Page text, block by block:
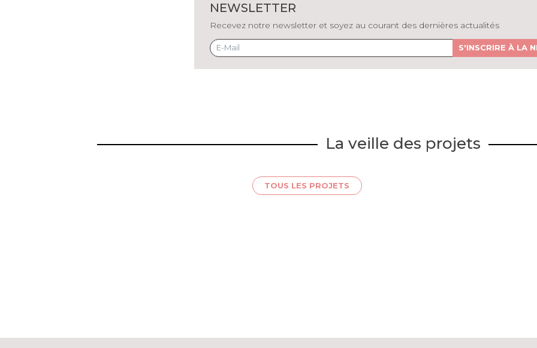
NEWSLETTER
Recevez notre newsletter et soyez au courant des dernières actualités
S'INSCRIRE À LA
La veille des projets
TOUS LES PROJETS